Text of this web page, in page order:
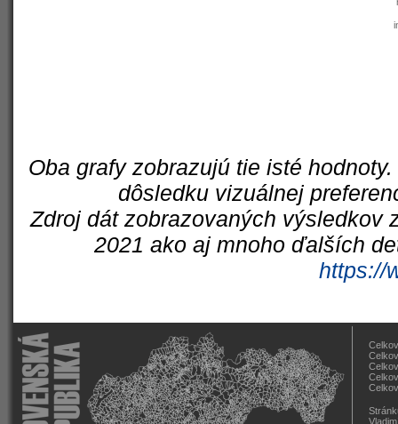
Oba grafy zobrazujú tie isté
dôsledku vizuálnej
Zdroj dát zobrazovaných výsledkov
2021 ako aj mnoho ďalších
https://